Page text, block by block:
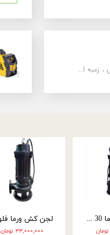
سمپاش پشتی ، زمبه ای ، فرغونی ، دستی ، موتوری
۴۴,۰۰۰,۰۰۰ تومان
موتور پمپ طرح روبین 3 اینچ مدل RO03